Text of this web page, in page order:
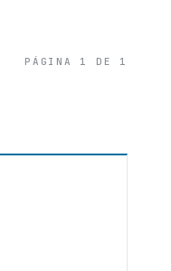
PÁGINA 1 DE 1